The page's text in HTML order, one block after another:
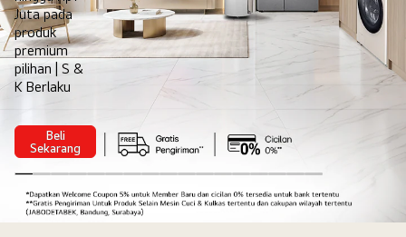
Juta pada
produk
premium
pilihan | S &
K Berlaku
8.8
Comfort
Designed
You
Beli
Sekarang